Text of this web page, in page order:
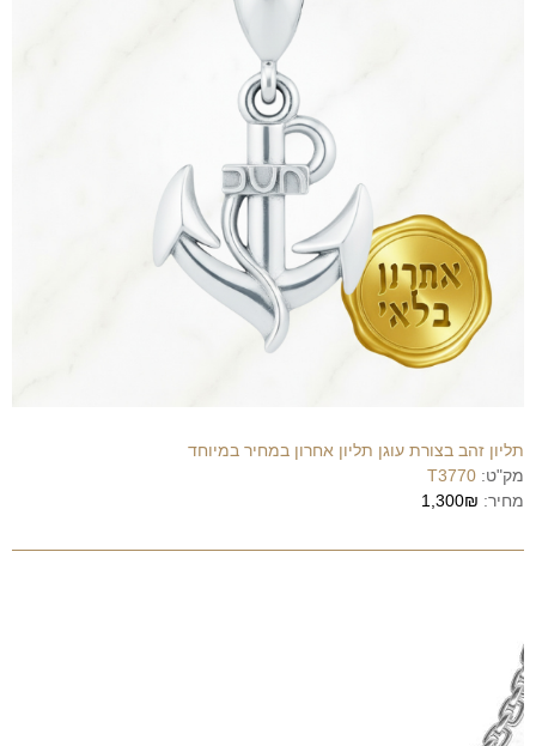
תליון זהב בצורת עוגן תליון אחרון במחיר במיוחד
מק"ט: T3770
מחיר: 1,300₪